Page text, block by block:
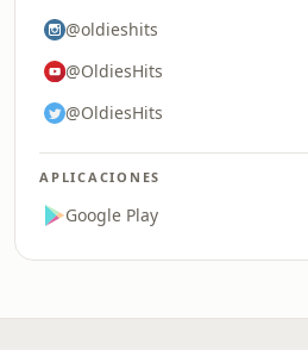
@oldieshits
@OldiesHits
@OldiesHits
APLICACIONES
Google Play